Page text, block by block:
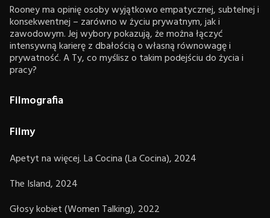
Rooney ma opinię osoby wyjątkowo empatycznej, subtelnej i
konsekwentnej – zarówno w życiu prywatnym, jak i
zawodowym. Jej wybory pokazują, że można łączyć
intensywną karierę z dbałością o własną równowagę i
prywatność. A Ty, co myślisz o takim podejściu do życia i
pracy?
Filmografia
Filmy
Apetyt na więcej. La Cocina (La Cocina), 2024
The Island, 2024
Głosy kobiet (Women Talking), 2022